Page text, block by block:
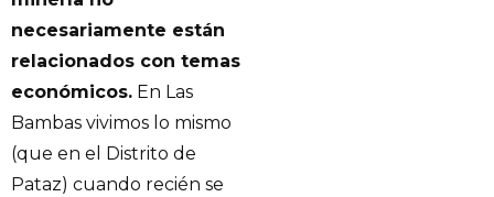
necesariamente están
relacionados con temas
económicos. En Las
Bambas vivimos lo mismo
(que en el Distrito de
Pataz) cuando recién se